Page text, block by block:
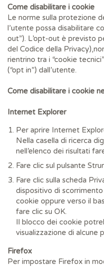
Come disabilitare i cookie
Le norme sulla protezione
l’utente possa disabilitare
out”). L’opt-out è previsto
del Codice della
rientrino tra i “cookie
(“opt in”) dall’utente.
Come disabilitare i cookie
Internet Explorer
Per aprire Internet
Nella casella di ricerca
nell’elenco dei risultati
Fare clic sul pulsante
Fare clic sulla scheda
dispositivo di
cookie oppure verso il
fare clic su OK.
Il blocco dei cookie
visualizzazione di alcune
Firefox
Per impostare Firefox in